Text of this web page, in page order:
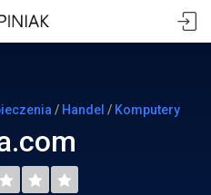
/ Handel / Komputery